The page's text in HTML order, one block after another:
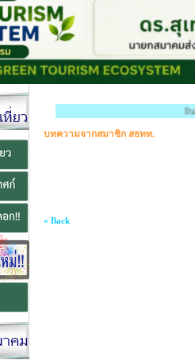
ยินดีต้
บทความจากสมาชิก สธทท.
« Back